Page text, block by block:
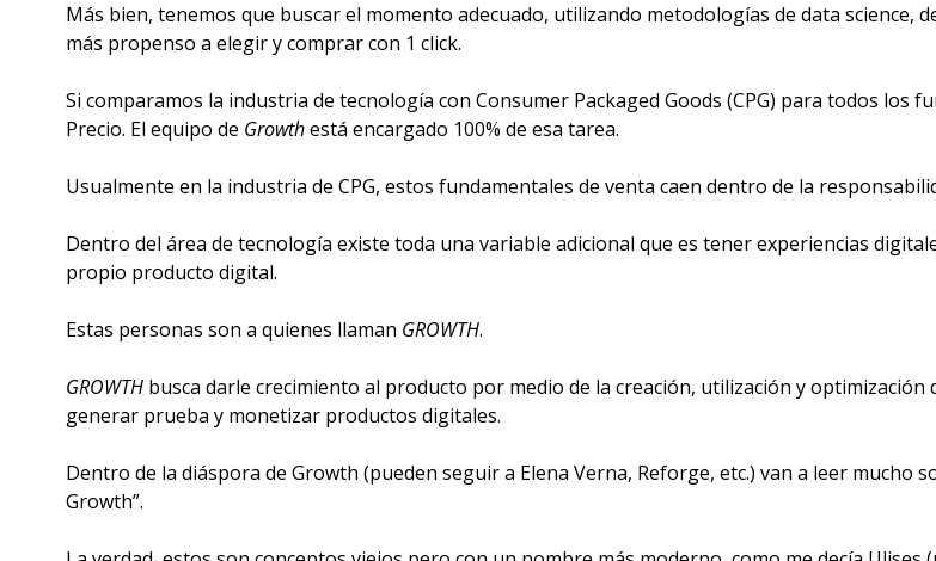
Más bien, tenemos que buscar el momento adecuado, utilizando metodologías de data
más propenso a elegir y comprar con 1 click.
Si comparamos la industria de tecnología con Consumer Packaged Goods (CPG) para todos los
Precio. El equipo de Growth está encargado 100% de esa tarea.
Usualmente en la industria de CPG, estos fundamentales de venta caen dentro de la
Dentro del área de tecnología existe toda una variable adicional que es tener experiencias
propio producto digital.
Estas personas son a quienes llaman GROWTH.
GROWTH busca darle crecimiento al producto por medio de la creación, utilización y
generar prueba y monetizar productos digitales.
Dentro de la diáspora de Growth (pueden seguir a Elena Verna, Reforge, etc.) van a leer mucho
Growth”.